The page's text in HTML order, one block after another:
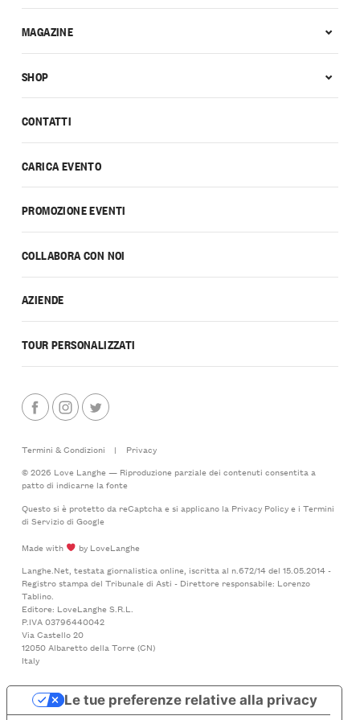
CONTATTI
CARICA EVENTO
PROMOZIONE EVENTI
COLLABORA CON NOI
AZIENDE
TOUR PERSONALIZZATI
MAGAZINE
SHOP
Termini & Condizioni |
Privacy
© 2026 Love Langhe — Riproduzione parziale dei contenuti consentita a
patto di indicarne la fonte
Questo si è protetto da reCaptcha e si applicano la Privacy Policye i Termini
di Serviziodi Google
Made with
by LoveLanghe
Langhe.Net, testata giornalistica online, iscritta al n.672/14 del 15.05.2014 -
Registro stampa del Tribunale di Asti - Direttore responsabile: Lorenzo
Tablino.
Editore: LoveLanghe S.R.L.
P.IVA 03796440042
Via Castello 20
12050 Albaretto della Torre (CN)
Italy
Le tue preferenze relative alla privacy